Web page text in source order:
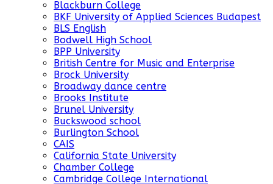
Blackburn College
BKF University of Applied Sciences Budapest
BLS English
Bodwell High School
BPP University
British Centre for Music and Enterprise
Brock University
Broadway dance centre
Brooks Institute
Brunel University
Buckswood school
Burlington School
CAIS
California State University
Chamber College
Cambridge College International